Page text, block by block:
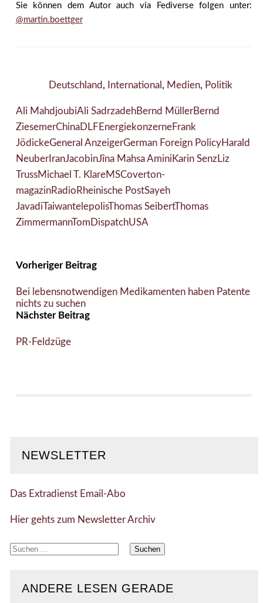
Sie können dem Autor auch via Fediverse folgen unter:
@martin.boettger
Deutschland , International , Medien, Politik
Ali MahdjoubiAli SadrzadehBernd MüllerBernd
ZiesemerChinaDLF EnergiekonzerneFrank
JödickeGeneral AnzeigerGerman Foreign PolicyHarald
NeuberIranJacobinJîna Mahsa Amini Karin SenzLiz
TrussMichael T. KlareMSCoverton-
magazinRadio Rheinische PostSayeh
Javadi TaiwantelepolisThomas SeibertThomas
ZimmermannTomDispatchUSA
Vorheriger Beitrag
Bei lebensnotwendigen Medikamenten haben Patente
nichts zu suchen
Nächster Beitrag
PR-Feldzüge
NEWSLETTER
Das Extradienst Email-Abo
Hier gehts zum Newsletter Archiv
Suchen
ANDERE LESEN GERADE